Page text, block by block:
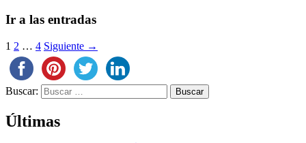
Ir a las entradas
1 2 … 4 Siguiente →
Buscar:
Últimas